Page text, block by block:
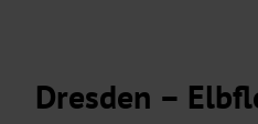
Dresden –